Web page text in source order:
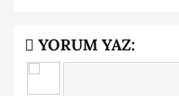
YORUM YAZ: